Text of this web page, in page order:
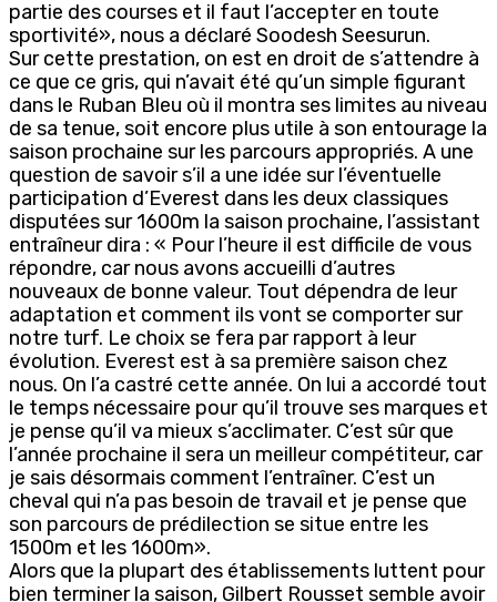
partie des courses et il faut l’accepter en toute
sportivité», nous a déclaré Soodesh Seesurun.
Sur cette prestation, on est en droit de s’attendre à
ce que ce gris, qui n’avait été qu’un simple figurant
dans le Ruban Bleu où il montra ses limites au niveau
de sa tenue, soit encore plus utile à son entourage la
saison prochaine sur les parcours appropriés. A une
question de savoir s’il a une idée sur l’éventuelle
participation d’Everest dans les deux classiques
disputées sur 1600m la saison prochaine, l’assistant
entraîneur dira : « Pour l’heure il est difficile de vous
répondre, car nous avons accueilli d’autres
nouveaux de bonne valeur. Tout dépendra de leur
adaptation et comment ils vont se comporter sur
notre turf. Le choix se fera par rapport à leur
évolution. Everest est à sa première saison chez
nous. On l’a castré cette année. On lui a accordé tout
le temps nécessaire pour qu’il trouve ses marques et
je pense qu’il va mieux s’acclimater. C’est sûr que
l’année prochaine il sera un meilleur compétiteur, car
je sais désormais comment l’entraîner. C’est un
cheval qui n’a pas besoin de travail et je pense que
son parcours de prédilection se situe entre les
1500m et les 1600m».
Alors que la plupart des établissements luttent pour
bien terminer la saison, Gilbert Rousset semble avoir